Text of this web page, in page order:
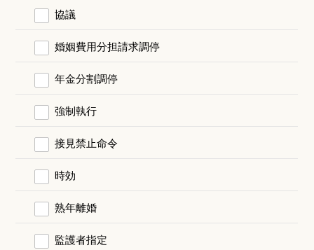
協議
婚姻費用分担請求調停
年金分割調停
強制執行
接見禁止命令
時効
熟年離婚
監護者指定